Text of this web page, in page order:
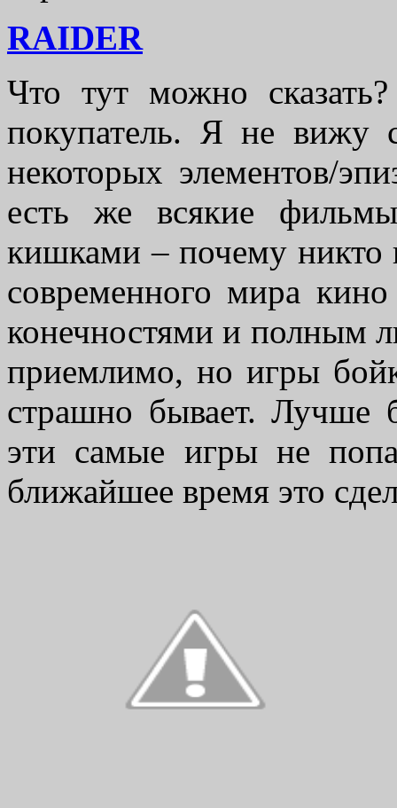
RAIDER
Что тут можно
покупатель. Я не вижу
некоторых элементов/
есть же всякие
кишками – почему никто
современного мира
конечностями и полным
приемлимо, но игры
страшно бывает. Лучше
эти самые игры не
ближайшее время это